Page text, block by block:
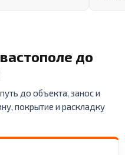
до
до объекта, занос и
покрытие и раскладку